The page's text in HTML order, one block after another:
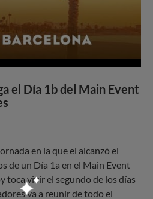
el Día 1b del Main Event
en la que el alcanzó el
de un Día 1a en el Main Event
toca vivir el segundo de los días
va a reunir de todo el